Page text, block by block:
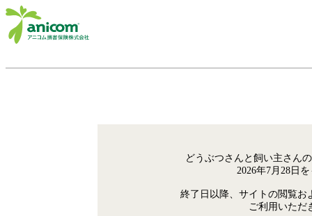
どうぶつさんと飼い主さん
2026年7月28日
終了日以降、サイトの閲覧お
ご利用いただ